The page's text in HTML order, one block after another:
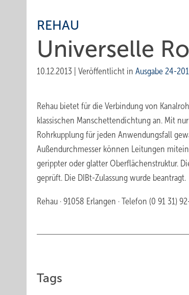
REHAU
Universelle
10.12.2013 Veröffentlicht in Ausgabe 24-
Rehau bietet für die Verbindung von
klassischen Manschettendichtung an. Mit
Rohrkupplung für jeden Anwendungsfall
Außendurchmesser können Leitungen
gerippter oder glatter Oberflächenstruktur.
geprüft. Die DIBt-Zulassung wurde beantragt.
Rehau · 91058 Erlangen · Telefon (0 91 31)
Tags